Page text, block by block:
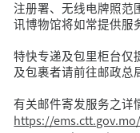
注册署、无线电牌照范
讯博物馆将如常提供服
特快专递及包里柜台仅
及包裹者请前往邮政总
有关邮件寄发服务之详
https://